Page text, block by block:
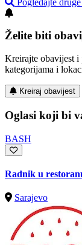
Želite biti
Kreirajte obavijest i
kategorijama i
Kreiraj obavijest
Oglasi koji bi
BASH
Radnik u
Sarajevo